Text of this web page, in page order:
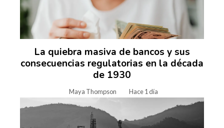
La quiebra masiva de bancos y sus
consecuencias regulatorias en la década
de 1930
Maya Thompson Hace 1 día